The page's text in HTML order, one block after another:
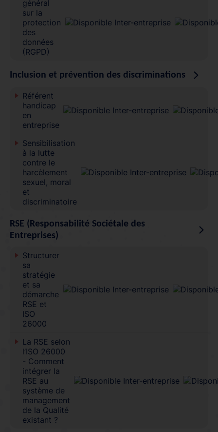
général
sur la
protection
des
données
(RGPD)
Inclusion et prévention des discriminations
Référent
handicap
en
entreprise
Sensibilisation
à la lutte
contre le
harcèlement
sexuel, moral
et
discriminatoire
RSE (Responsabilité Sociétale des
Entreprises)
Structurer
sa
stratégie
et sa
démarche
RSE et
ISO
26000
La RSE selon
l’ISO 26000
- Comment
intégrer la
RSE au
système de
management
de la Qualité
existant ?